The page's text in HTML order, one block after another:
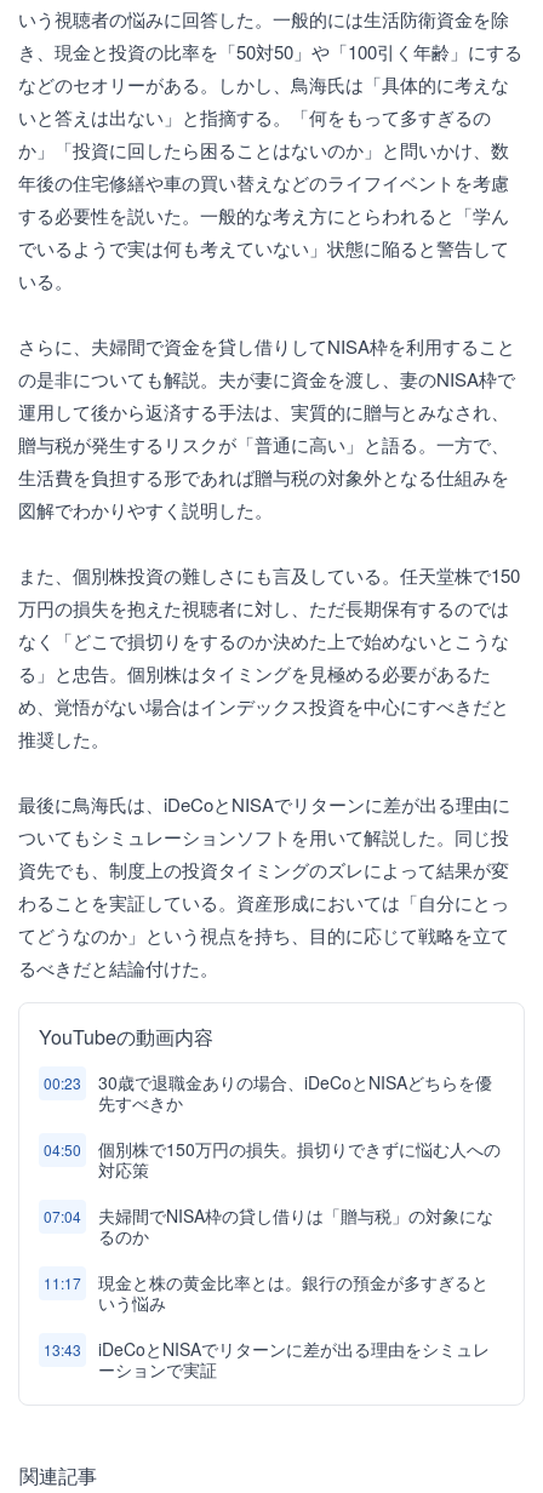
いう視聴者の悩みに回答した。一般的には生活防衛資金を除
き、現金と投資の比率を「50対50」や「100引く年齢」にする
などのセオリーがある。しかし、鳥海氏は「具体的に考えな
いと答えは出ない」と指摘する。「何をもって多すぎるの
か」「投資に回したら困ることはないのか」と問いかけ、数
年後の住宅修繕や車の買い替えなどのライフイベントを考慮
する必要性を説いた。一般的な考え方にとらわれると「学ん
でいるようで実は何も考えていない」状態に陥ると警告して
いる。
さらに、夫婦間で資金を貸し借りしてNISA枠を利用すること
の是非についても解説。夫が妻に資金を渡し、妻のNISA枠で
運用して後から返済する手法は、実質的に贈与とみなされ、
贈与税が発生するリスクが「普通に高い」と語る。一方で、
生活費を負担する形であれば贈与税の対象外となる仕組みを
図解でわかりやすく説明した。
また、個別株投資の難しさにも言及している。任天堂株で150
万円の損失を抱えた視聴者に対し、ただ長期保有するのでは
なく「どこで損切りをするのか決めた上で始めないとこうな
る」と忠告。個別株はタイミングを見極める必要があるた
め、覚悟がない場合はインデックス投資を中心にすべきだと
推奨した。
最後に鳥海氏は、iDeCoとNISAでリターンに差が出る理由に
ついてもシミュレーションソフトを用いて解説した。同じ投
資先でも、制度上の投資タイミングのズレによって結果が変
わることを実証している。資産形成においては「自分にとっ
てどうなのか」という視点を持ち、目的に応じて戦略を立て
るべきだと結論付けた。
YouTubeの動画内容
00:23
30歳で退職金ありの場合、iDeCoとNISAどちらを優
先すべきか
04:50
個別株で150万円の損失。損切りできずに悩む人への
対応策
07:04
夫婦間でNISA枠の貸し借りは「贈与税」の対象にな
るのか
11:17
現金と株の黄金比率とは。銀行の預金が多すぎると
いう悩み
13:43
iDeCoとNISAでリターンに差が出る理由をシミュレ
ーションで実証
関連記事